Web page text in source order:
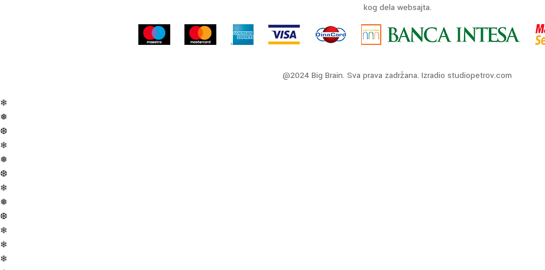
kog dela websajta.
@2024 Big Brain. Sva prava zadržana. Izradio studiopetrov.com
❄
❅
❆
❄
❅
❆
❄
❅
❆
❄
❄
❄